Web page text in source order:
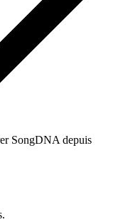
SongDNA depuis